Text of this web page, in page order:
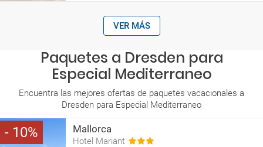
VER MÁS
Paquetes a Dresden para
Especial Mediterraneo
Encuentra las mejores ofertas de paquetes vacacionales a
Dresden para Especial Mediterraneo
10 Mallorca
Hotel Mariant